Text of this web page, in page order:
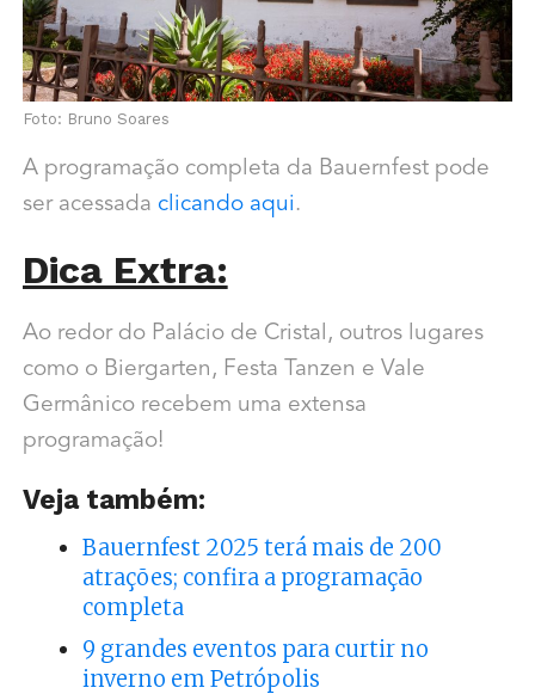
Foto: Bruno Soares
A programação completa da Bauernfest pode
ser acessada clicando aqui .
Dica Extra:
Ao redor do Palácio de Cristal, outros lugares
como o Biergarten, Festa Tanzen e Vale
Germânico recebem uma extensa
programação!
Veja também:
Bauernfest 2025 terá mais de 200
atrações; confira a programação
completa
9 grandes eventos para curtir no
inverno em Petrópolis